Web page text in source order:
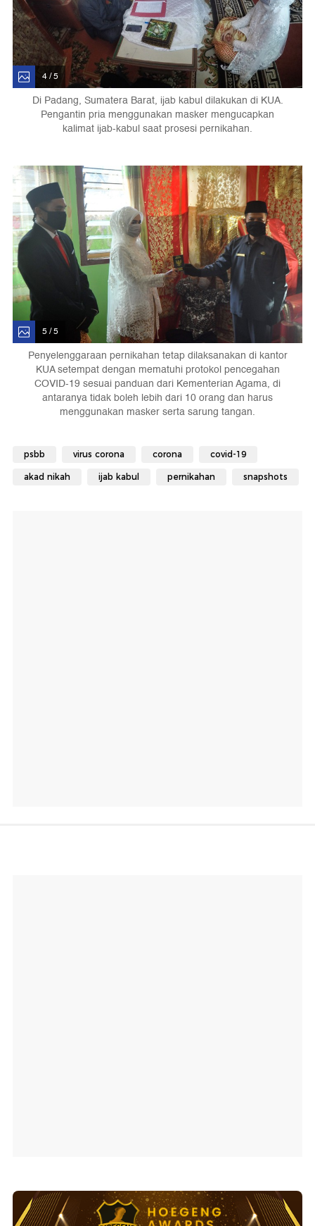
4 / 5
Di Padang, Sumatera Barat, ijab kabul dilakukan di KUA.
Pengantin pria menggunakan masker mengucapkan
kalimat ijab-kabul saat prosesi pernikahan.
5 / 5
Penyelenggaraan pernikahan tetap dilaksanakan di kantor
KUA setempat dengan mematuhi protokol pencegahan
COVID-19 sesuai panduan dari Kementerian Agama, di
antaranya tidak boleh lebih dari 10 orang dan harus
menggunakan masker serta sarung tangan.
psbb virus corona corona covid-19
akad nikah ijab kabul pernikahan snapshots